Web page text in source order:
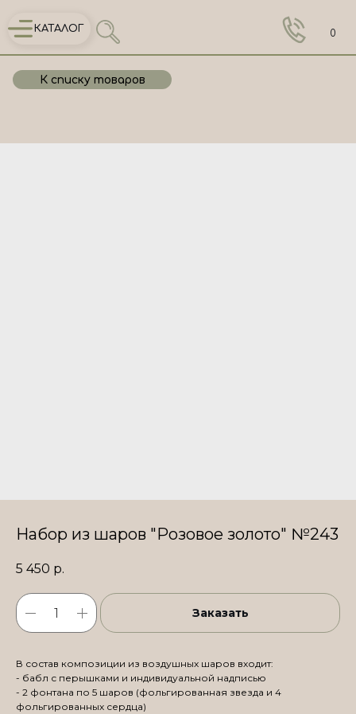
КАТАЛОГ 0
К списку товаров
Набор из шаров "Розовое золото" №243
5 450 р.
Заказать
В состав композиции из воздушных шаров входит:
- бабл с перышками и индивидуальной надписью
- 2 фонтана по 5 шаров (фольгированная звезда и 4
фольгированных сердца)